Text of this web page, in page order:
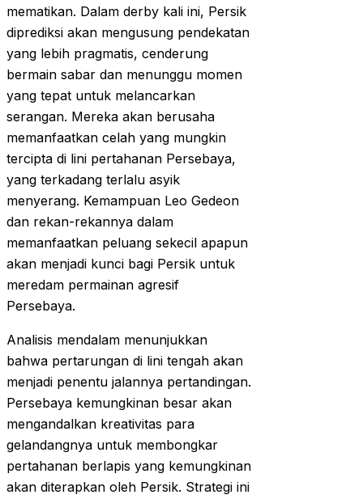
mematikan. Dalam derby kali ini, Persik
diprediksi akan mengusung pendekatan
yang lebih pragmatis, cenderung
bermain sabar dan menunggu momen
yang tepat untuk melancarkan
serangan. Mereka akan berusaha
memanfaatkan celah yang mungkin
tercipta di lini pertahanan Persebaya,
yang terkadang terlalu asyik
menyerang. Kemampuan Leo Gedeon
dan rekan-rekannya dalam
memanfaatkan peluang sekecil apapun
akan menjadi kunci bagi Persik untuk
meredam permainan agresif
Persebaya.
Analisis mendalam menunjukkan
bahwa pertarungan di lini tengah akan
menjadi penentu jalannya pertandingan.
Persebaya kemungkinan besar akan
mengandalkan kreativitas para
gelandangnya untuk membongkar
pertahanan berlapis yang kemungkinan
akan diterapkan oleh Persik. Strategi ini